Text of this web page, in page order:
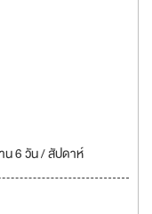
น 6 วัน / สัปดาห์